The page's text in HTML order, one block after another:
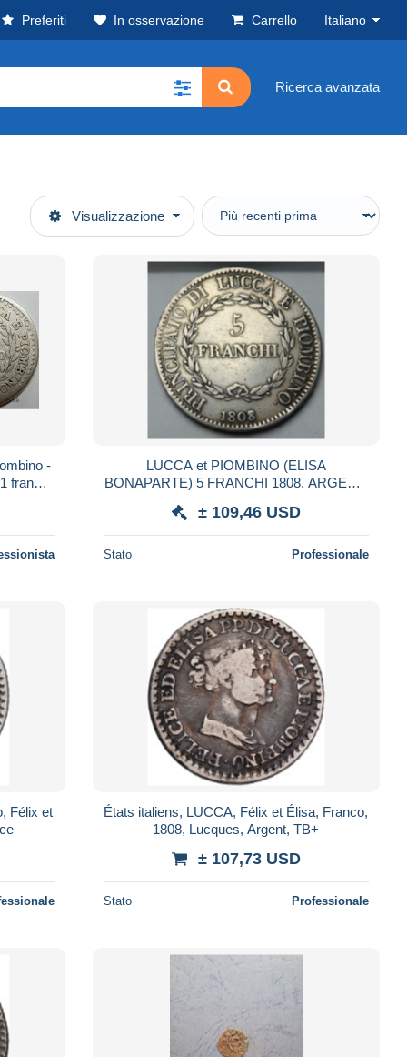
Preferiti In osservazione Carrello Italiano
Ricerca avanzata
Visualizzazione
-
franco
LUCCA et PIOMBINO (ELISA
BONAPARTE) 5 FRANCHI 1808. ARGENT.
± 109,46 USD
Stato Professionale
Félix et
États italiens, LUCCA, Félix et Élisa, Franco,
1808, Lucques, Argent, TB+
± 107,73 USD
Stato Professionale